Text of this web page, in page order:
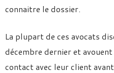
connaitre le dossier.
La plupart de ces avocats
décembre dernier et
contact avec leur client